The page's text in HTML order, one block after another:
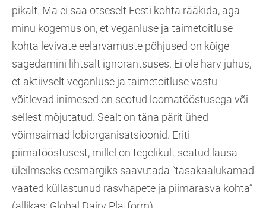
pikalt. Ma ei saa otseselt Eesti kohta rääkida, aga
minu kogemus on, et veganluse ja taimetoitluse
kohta levivate eelarvamuste põhjused on kõige
sagedamini lihtsalt ignorantsuses. Ei ole harv juhus,
et aktiivselt veganluse ja taimetoitluse vastu
võitlevad inimesed on seotud loomatööstusega või
sellest mõjutatud. Sealt on täna pärit ühed
võimsaimad lobiorganisatsioonid. Eriti
piimatööstusest, millel on tegelikult seatud lausa
üleilmseks eesmärgiks saavutada “tasakaalukamad
vaated küllastunud rasvhapete ja piimarasva kohta”